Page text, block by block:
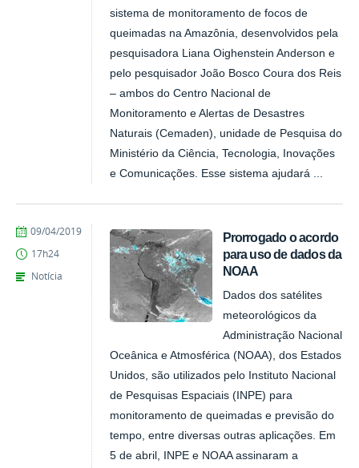
sistema de monitoramento de focos de
queimadas na Amazônia, desenvolvidos pela
pesquisadora Liana Oighenstein Anderson e
pelo pesquisador João Bosco Coura dos Reis
– ambos do Centro Nacional de
Monitoramento e Alertas de Desastres
Naturais (Cemaden), unidade de Pesquisa do
Ministério da Ciência, Tecnologia, Inovações
e Comunicações. Esse sistema ajudará ...
Prorrogado o acordo
para uso de dados da
NOAA
Dados dos satélites
meteorológicos da
Administração Nacional
Oceânica e Atmosférica (NOAA), dos Estados
Unidos, são utilizados pelo Instituto Nacional
de Pesquisas Espaciais (INPE) para
monitoramento de queimadas e previsão do
tempo, entre diversas outras aplicações. Em
5 de abril, INPE e NOAA assinaram a
publicado
09/04/2019
17h24
Notícia